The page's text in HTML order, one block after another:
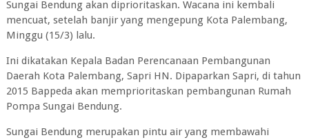
Sungai Bendung akan diprioritaskan. Wacana ini kembali
mencuat, setelah banjir yang mengepung Kota Palembang,
Minggu (15/3) lalu.
Ini dikatakan Kepala Badan Perencanaan Pembangunan
Daerah Kota Palembang, Sapri HN. Dipaparkan Sapri, di tahun
2015 Bappeda akan memprioritaskan pembangunan Rumah
Pompa Sungai Bendung.
Sungai Bendung merupakan pintu air yang membawahi